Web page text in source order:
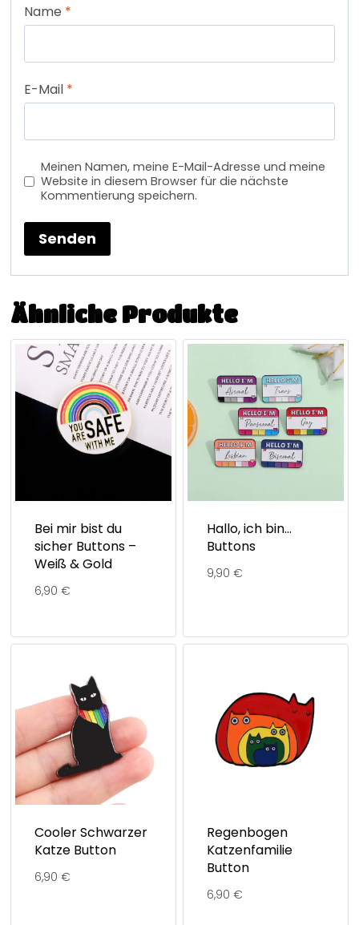
Name *
E-Mail *
Meinen Namen, meine E-Mail-Adresse und meine
Website in diesem Browser für die nächste
Kommentierung speichern.
Ähnliche Produkte
Bei mir bist du
sicher Buttons –
Weiß & Gold
6,90 €
Hallo, ich bin…
Buttons
9,90 €
Cooler Schwarzer
Katze Button
6,90 €
Regenbogen
Katzenfamilie
Button
6,90 €